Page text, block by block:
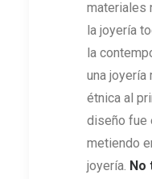
materiales
la joyería
la
una joyería
étnica al
diseño fue
metiendo
joyería. No